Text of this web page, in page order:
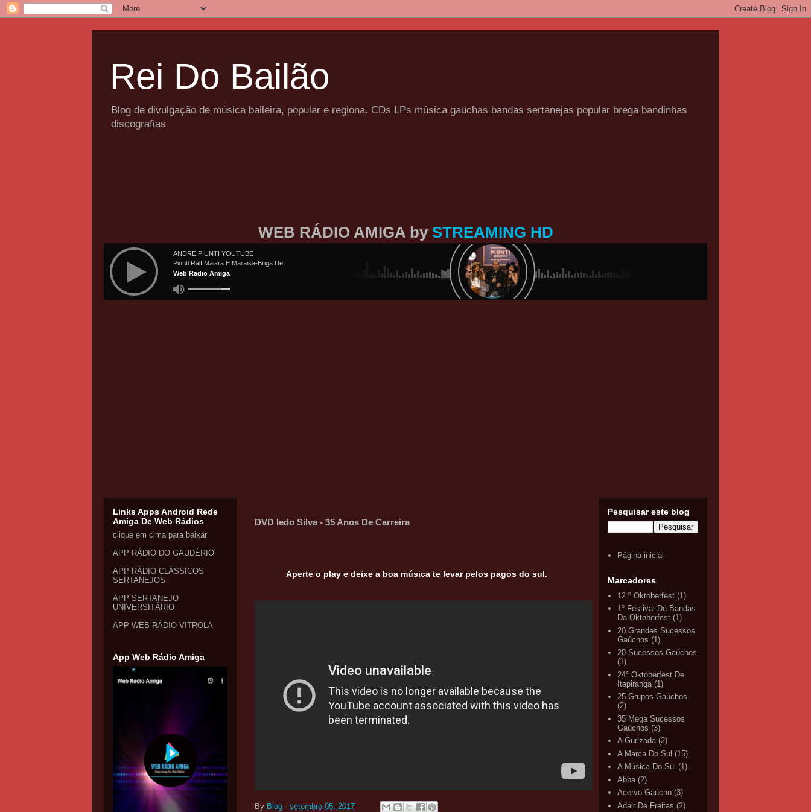
Rei Do Bailão
Blog de divulgação de música baileira, popular e regiona. CDs LPs música gauchas bandas sertanejas popular brega bandinhas
discografias
WEB RÁDIO AMIGA by STREAMING HD
DVD Iedo Silva - 35 Anos De Carreira
Aperte o play e deixe a boa música te levar pelos pagos do sul.
By Blog - setembro 05, 2017
Links Apps Android Rede
Amiga De Web Rádios
clique em cima para baixar
APP RÁDIO DO GAUDÉRIO
APP RÁDIO CLÁSSICOS
SERTANEJOS
APP SERTANEJO
UNIVERSITÁRIO
APP WEB RÁDIO VITROLA
App Web Rádio Amiga
Pesquisar este blog
Página inicial
Marcadores
12 º Oktoberfest (1)
1º Festival De Bandas
Da Oktoberfest (1)
20 Grandes Sucessos
Gaúchos (1)
20 Sucessos Gaúchos
(1)
24° Oktoberfest De
Itapiranga (1)
25 Grupos Gaúchos
(2)
35 Mega Sucessos
Gaúchos (3)
A Gurizada (2)
A Marca Do Sul (15)
A Música Do Sul (1)
Abba (2)
Acervo Gaúcho (3)
Adair De Freitas (2)